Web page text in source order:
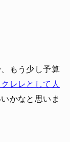
もう少し予算
レレとして人
かなと思いま